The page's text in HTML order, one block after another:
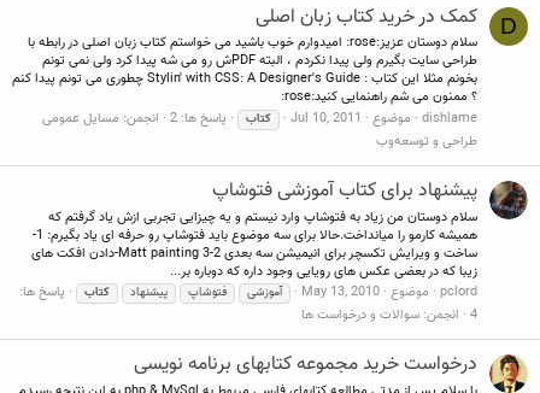
D کمک در خرید کتاب زبان اصلی
سلام دوستان عزیز:rose: امیدوارم خوب باشید می خواستم کتاب زبان اصلی در رابطه با
طراحی سایت بگیرم ولی پیدا نکردم ، البته PDFش رو می شه پیدا کرد ولی نمی تونم
بخونم مثلا این کتاب : Stylin' with CSS: A Designer's Guide چطوری می تونم پیدا کنم
؟ ممنون می شم راهنمایی کنید:rose:
dishlame موضوع Jul 10, 2011 کتاب پاسخ ها: 2 انجمن: مسایل عمومی
طراحی و توسعه‌وب
پیشنهاد برای کتاب آموزشی فتوشاپ
سلام دوستان من زیاد به فتوشاپ وارد نیستم و یه چیزایی تجربی ازش یاد گرفتم که
همیشه کارمو را میانداخت.حالا برای سه موضوع باید فتوشاپ رو حرفه ای یاد بگیرم: 1-
ساخت و ویرایش تکسچر برای انیمیشن سه بعدی 2-Matt painting 3-دادن افکت های
زیبا که در بعضی عکس های رویایی وجود داره که دوباره بر...
pclord موضوع May 13, 2010 آموزشی فتوشاپ پیشنهاد کتاب
پاسخ ها:
4 انجمن: سوالات و درخواست ها
درخواست خرید مجموعه کتابهای برنامه نویسی